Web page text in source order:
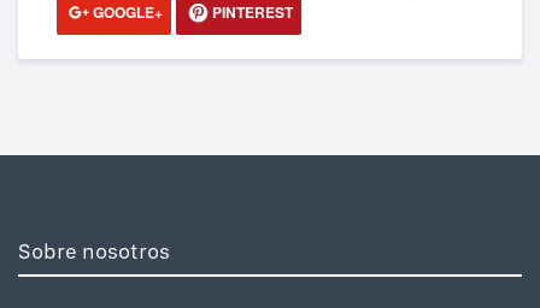
GOOGLE+
PINTEREST
Sobre nosotros